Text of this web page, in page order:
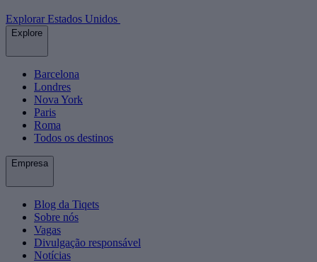
Explorar Estados Unidos
Explore
Barcelona
Londres
Nova York
Paris
Roma
Todos os destinos
Empresa
Blog da Tiqets
Sobre nós
Vagas
Divulgação responsável
Notícias